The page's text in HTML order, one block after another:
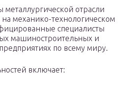
отрасли
механико-технологическом
специалисты
машиностроительных и
по всему миру.
включает: